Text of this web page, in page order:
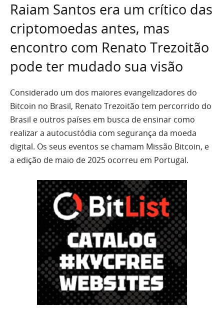
Raiam Santos era um crítico das
criptomoedas antes, mas
encontro com Renato Trezoitão
pode ter mudado sua visão
Considerado um dos maiores evangelizadores do
Bitcoin no Brasil, Renato Trezoitão tem percorrido do
Brasil e outros países em busca de ensinar como
realizar a autocustódia com segurança da moeda
digital. Os seus eventos se chamam Missão Bitcoin, e
a edição de maio de 2025 ocorreu em Portugal.